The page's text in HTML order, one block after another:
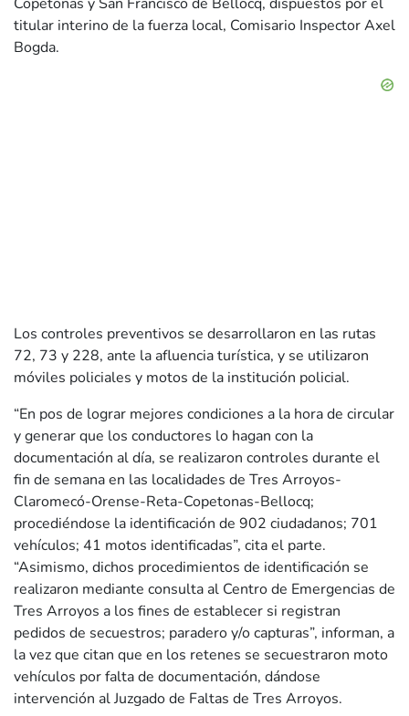
Copetonas y San Francisco de Bellocq, dispuestos por el
titular interino de la fuerza local, Comisario Inspector Axel
Bogda.
Los controles preventivos se desarrollaron en las rutas
72, 73 y 228, ante la afluencia turística, y se utilizaron
móviles policiales y motos de la institución policial.
“En pos de lograr mejores condiciones a la hora de circular
y generar que los conductores lo hagan con la
documentación al día, se realizaron controles durante el
fin de semana en las localidades de Tres Arroyos-
Claromecó-Orense-Reta-Copetonas-Bellocq;
procediéndose la identificación de 902 ciudadanos; 701
vehículos; 41 motos identificadas”, cita el parte.
“Asimismo, dichos procedimientos de identificación se
realizaron mediante consulta al Centro de Emergencias de
Tres Arroyos a los fines de establecer si registran
pedidos de secuestros; paradero y/o capturas”, informan, a
la vez que citan que en los retenes se secuestraron moto
vehículos por falta de documentación, dándose
intervención al Juzgado de Faltas de Tres Arroyos.